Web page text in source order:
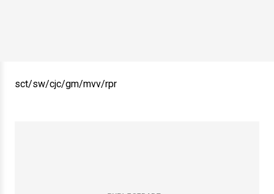
sct/sw/cjc/gm/mvv/rpr